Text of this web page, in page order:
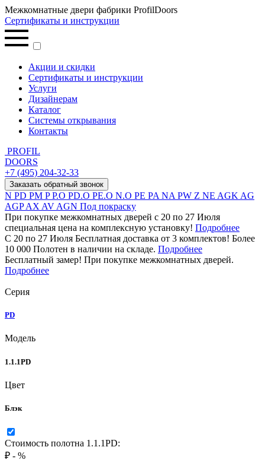
Межкомнатные двери фабрики ProfilDoors
Сертификаты и инструкции
Акции и скидки
Сертификаты и инструкции
Услуги
Дизайнерам
Каталог
Системы открывания
Контакты
PROFIL
DOORS
+7 (495) 204-32-33
Заказать обратный звонок
N PD PM PP.O PD.O PE.O N.O PE PA NA PW Z NE AGK AG
AGPAX AV AGN Под покраску
При покупке межкомнатных дверей c 20 по 27 Июля
специальная цена на комплексную установку! Подробнее
С 20 по 27 Июля Бесплатная доставка от 3 комплектов! Более
10 000 Полотен в наличии на складе. Подробнее
Бесплатный замер! При покупке межкомнатных дверей.
Подробнее
Серия
PD
Модель
1.1.1PD
Цвет
Блэк
Стоимость полотна 1.1.1PD:
₽ - %